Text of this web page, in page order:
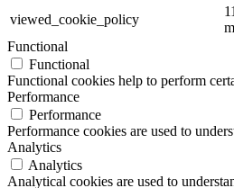
viewed_cookie_policy
11
Functional
Functional
Functional cookies help to perform
Performance
Performance
Performance cookies are used to
Analytics
Analytics
Analytical cookies are used to